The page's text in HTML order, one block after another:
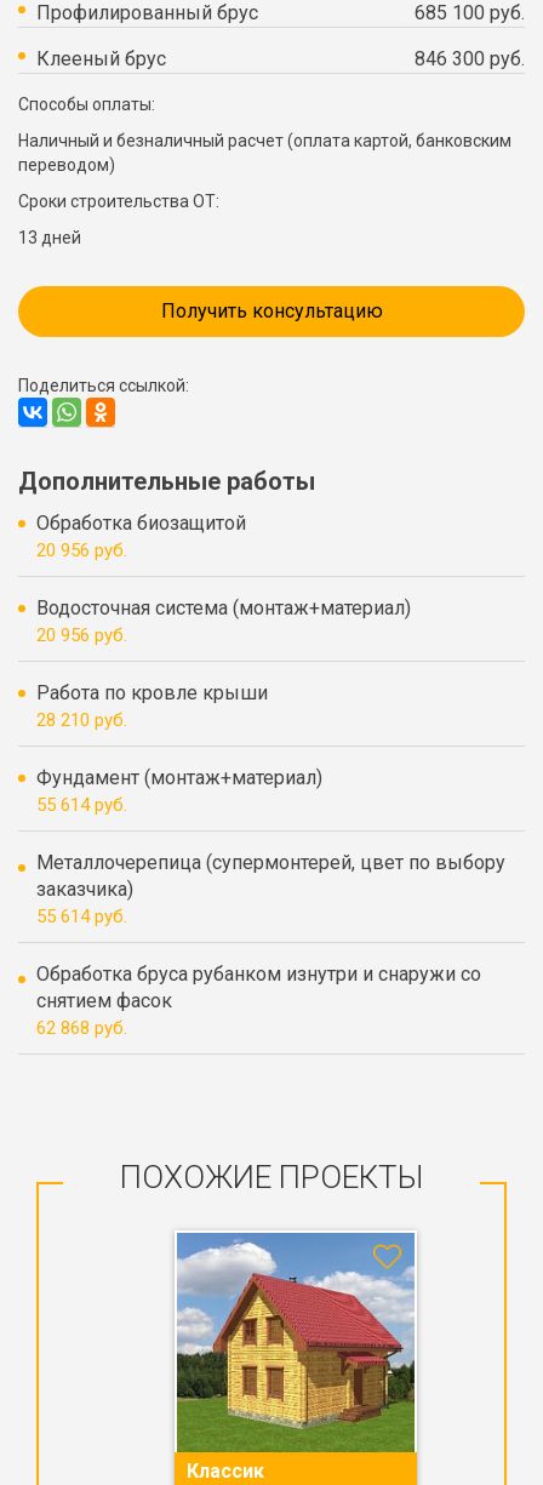
Профилированный брус
685 100 руб.
Клееный брус
846 300 руб.
Способы оплаты:
Наличный и безналичный расчет (оплата картой, банковским
переводом)
Сроки строительства ОТ:
13 дней
Получить консультацию
Поделиться ссылкой:
Дополнительные работы
Обработка биозащитой
20 956 руб.
Водосточная система (монтаж+материал)
20 956 руб.
Работа по кровле крыши
28 210 руб.
Фундамент (монтаж+материал)
55 614 руб.
Металлочерепица (супермонтерей, цвет по выбору
заказчика)
55 614 руб.
Обработка бруса рубанком изнутри и снаружи со
снятием фасок
62 868 руб.
ПОХОЖИЕ ПРОЕКТЫ
Классик